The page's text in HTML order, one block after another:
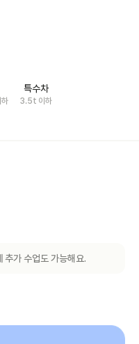
특수차
3.5t 이하
추가 수업도 가능해요.